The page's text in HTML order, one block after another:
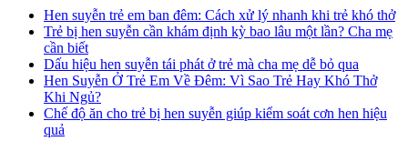
Hen suyễn trẻ em ban đêm: Cách xử lý nhanh khi trẻ khó thở
Trẻ bị hen suyễn cần khám định kỳ bao lâu một lần? Cha mẹ
cần biết
Dấu hiệu hen suyễn tái phát ở trẻ mà cha mẹ dễ bỏ qua
Hen Suyễn Ở Trẻ Em Về Đêm: Vì Sao Trẻ Hay Khó Thở
Khi Ngủ?
Chế độ ăn cho trẻ bị hen suyễn giúp kiểm soát cơn hen hiệu
quả